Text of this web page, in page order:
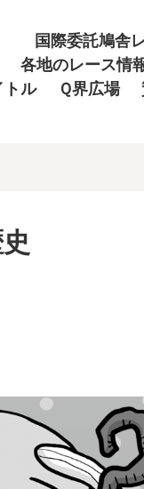
国際委託鳩舎
各地のレース情
トル Ｑ界広場